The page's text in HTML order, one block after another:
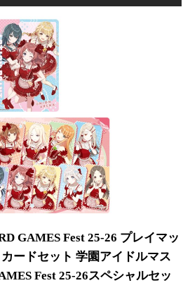
GAMES Fest 25-26 プレイマッ
ードセット 学園アイドルマス
Fest 25-26スペシャルセッ